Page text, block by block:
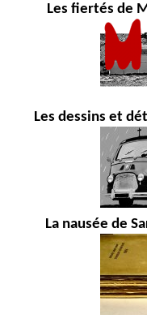
Les fiertés de
Les dessins et
La nausée de